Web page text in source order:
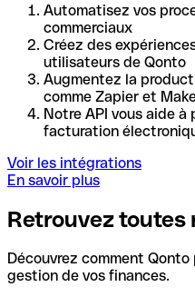
Automatisez vos
commerciaux
Créez des
utilisateurs de Qonto
Augmentez la
comme Zapier et
Notre API vous aide à
facturation
Voir les intégrations
En savoir plus
Retrouvez toutes
Découvrez comment
gestion de vos finances.